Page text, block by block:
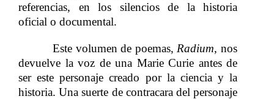
referencias, en los silencios de la historia
oficial o documental.
​​ ​​ ​​ ​​ ​​ ​​ ​​ ​​ ​​​​ Este volumen de poemas,​​ Radium, nos
devuelve la voz de una Marie Curie antes de
ser este personaje creado por la ciencia y la
historia. Una suerte de contracara del personaje